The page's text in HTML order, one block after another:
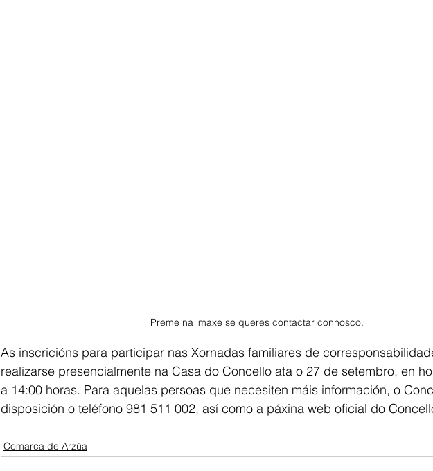
Preme na imaxe se queres contactar connosco.
As inscricións para participar nas Xornadas familiares de
realizarse presencialmente na Casa do Concello ata o 27 de setembro, en
a 14:00 horas. Para aquelas persoas que necesiten máis información, o
disposición o teléfono 981 511 002, así como a páxina web oficial do
Comarca de Arzúa